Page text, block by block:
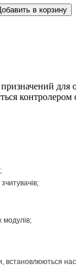
для
контролером
модулів;
встановлюються